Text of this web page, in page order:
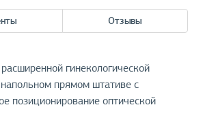
Отзывы
гинекологической
прямом штативе с
позиционирование оптической